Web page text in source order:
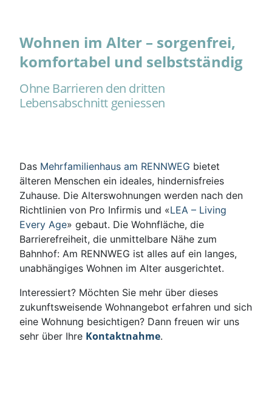
Wohnen im Alter – sorgenfrei,
komfortabel und selbstständig
Ohne Barrieren den dritten
Lebensabschnitt geniessen
Das Mehrfamilienhaus am RENNWEG bietet
älteren Menschen ein ideales, hindernisfreies
Zuhause. Die Alterswohnungen werden nach den
Richtlinien von Pro Infirmis und «LEA – Living
Every Age» gebaut. Die Wohnfläche, die
Barrierefreiheit, die unmittelbare Nähe zum
Bahnhof: Am RENNWEG ist alles auf ein langes,
unabhängiges Wohnen im Alter ausgerichtet.
Interessiert? Möchten Sie mehr über dieses
zukunftsweisende Wohnangebot erfahren und sich
eine Wohnung besichtigen? Dann freuen wir uns
sehr über Ihre Kontaktnahme.